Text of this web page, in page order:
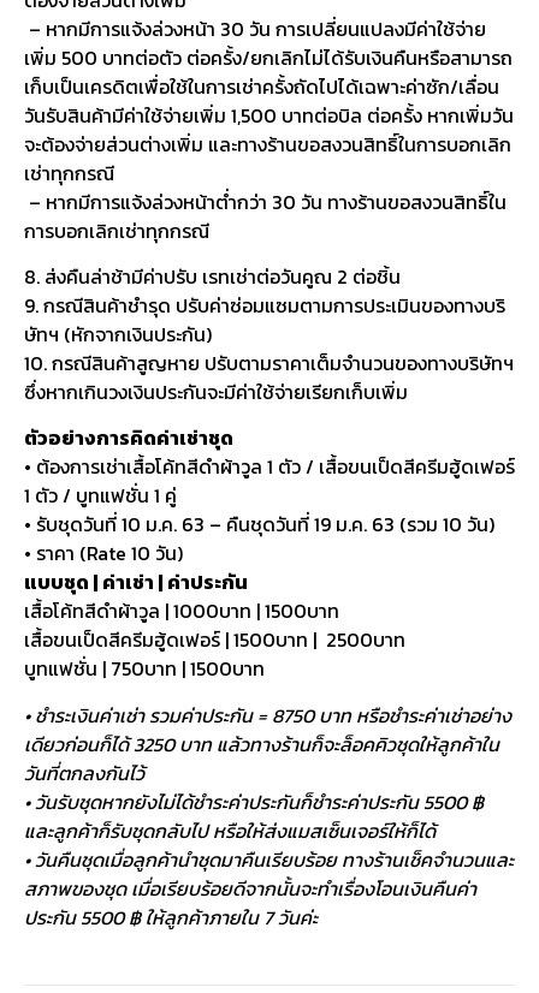
– หากมีการแจ้งล่วงหน้า 30 วัน การเปลี่ยนแปลงมีค่าใช้จ่าย
เพิ่ม 500 บาทต่อตัว ต่อครั้ง/ยกเลิกไม่ได้รับเงินคืนหรือสามารถ
เก็บเป็นเครดิตเพื่อใช้ในการเช่าครั้งถัดไปได้เฉพาะค่าซัก/เลื่อน
วันรับสินค้ามีค่าใช้จ่ายเพิ่ม 1,500 บาทต่อบิล ต่อครั้ง หากเพิ่มวัน
จะต้องจ่ายส่วนต่างเพิ่ม และทางร้านขอสงวนสิทธิ์ในการบอกเลิก
เช่าทุกกรณี
– หากมีการแจ้งล่วงหน้าต่ำกว่า 30 วัน ทางร้านขอสงวนสิทธิ์ใน
การบอกเลิกเช่าทุกกรณี
8. ส่งคืนล่าช้ามีค่าปรับ เรทเช่าต่อวันคูณ 2 ต่อชิ้น
9. กรณีสินค้าชำรุด ปรับค่าซ่อมแซมตามการประเมินของทางบริ
ษัทฯ (หักจากเงินประกัน)
10. กรณีสินค้าสูญหาย ปรับตามราคาเต็มจำนวนของทางบริษัทฯ
ซึ่งหากเกินวงเงินประกันจะมีค่าใช้จ่ายเรียกเก็บเพิ่ม
ตัวอย่างการคิดค่าเช่าชุด
• ต้องการเช่าเสื้อโค้ทสีดำผ้าวูล 1 ตัว / เสื้อขนเป็ดสีครีมฮู้ดเฟอร์
1 ตัว / บูทแฟชั่น 1 คู่
• รับชุดวันที่ 10 ม.ค. 63 – คืนชุดวันที่ 19 ม.ค. 63 (รวม 10 วัน)
• ราคา (Rate 10 วัน)
แบบชุด | ค่าเช่า | ค่าประกัน
เสื้อโค้ทสีดำผ้าวูล | 1000บาท | 1500บาท
เสื้อขนเป็ดสีครีมฮู้ดเฟอร์ | 1500บาท | 2500บาท
บูทแฟชั่น | 750บาท | 1500บาท
• ชำระเงินค่าเช่า รวมค่าประกัน = 8750 บาท หรือชำระค่าเช่าอย่าง
เดียวก่อนก็ได้ 3250 บาท แล้วทางร้านก็จะล็อคคิวชุดให้ลูกค้าใน
วันที่ตกลงกันไว้
• วันรับชุดหากยังไม่ได้ชำระค่าประกันก็ชำระค่าประกัน 5500 ฿
และลูกค้าก็รับชุดกลับไป หรือให้ส่งแมสเซ็นเจอร์ให้ก็ได้
• วันคืนชุดเมื่อลูกค้านำชุดมาคืนเรียบร้อย ทางร้านเช็คจำนวนและ
สภาพของชุด เมื่อเรียบร้อยดีจากนั้นจะทำเรื่องโอนเงินคืนค่า
ประกัน 5500 ฿ ให้ลูกค้าภายใน 7 วันค่ะ